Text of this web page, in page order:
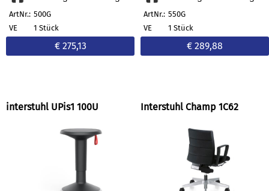
ArtNr.: 500G
VE
1 Stück
€ 275,13
ArtNr.: 550G
VE
1 Stück
€ 289,88
interstuhl UPis1 100U Interstuhl Champ 1C62